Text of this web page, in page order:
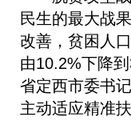
民生的最大战
改善，贫困人
由10.2%下降
省定西市委书
主动适应精准